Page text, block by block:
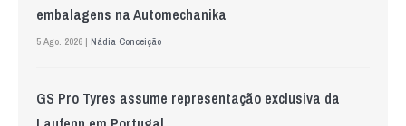
embalagens na Automechanika
5 Ago. 2026 | Nádia Conceição
GS Pro Tyres assume representação exclusiva da